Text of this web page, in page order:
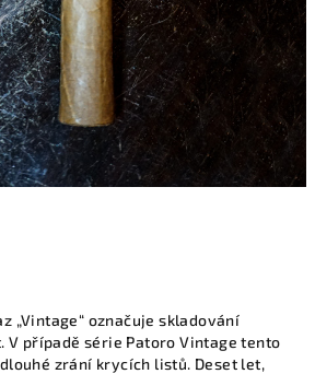
„Vintage“ označuje skladování
V případě série Patoro Vintage tento
zrání krycích listů. Deset let,